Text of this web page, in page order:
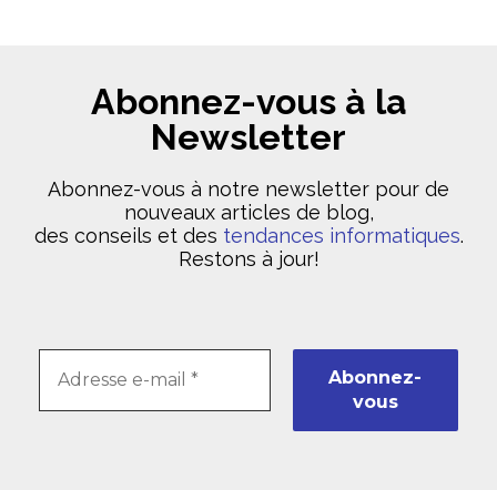
Abonnez-vous à la
Newsletter
Abonnez-vous à notre newsletter pour de
nouveaux articles de blog,
des conseils et des tendances informatiques.
Restons à jour!